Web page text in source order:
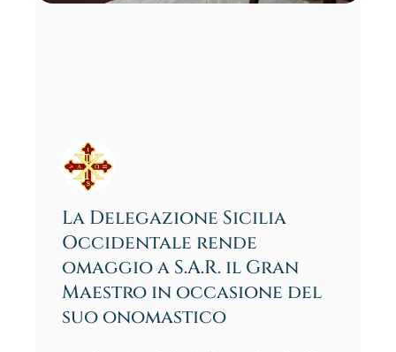
La Delegazione Sicilia
Occidentale rende
omaggio a S.A.R. il Gran
Maestro in occasione del
suo onomastico